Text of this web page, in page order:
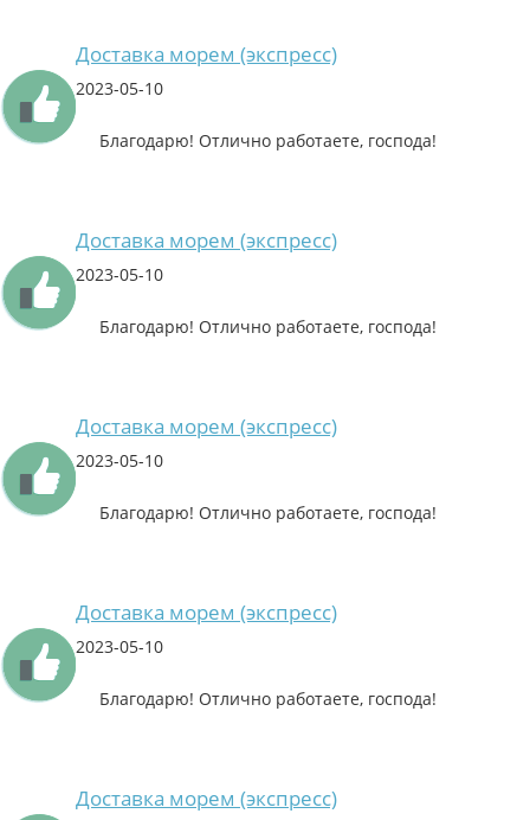
Доставка морем (экспресс)
2023-05-10
Благодарю! Отлично работаете, господа!
Доставка морем (экспресс)
2023-05-10
Благодарю! Отлично работаете, господа!
Доставка морем (экспресс)
2023-05-10
Благодарю! Отлично работаете, господа!
Доставка морем (экспресс)
2023-05-10
Благодарю! Отлично работаете, господа!
Доставка морем (экспресс)